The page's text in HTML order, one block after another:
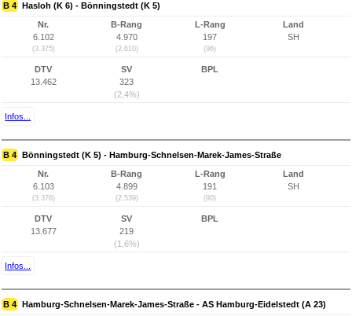
B 4 Hasloh (K 6) - Bönningstedt (K 5)
Nr.
6.102
(3.375)
B-Rang
4.970
(2.610)
L-Rang
197
(96)
Land
SH
DTV
13.462
SV
323
(2,4%)
BPL
Infos...
B 4 Bönningstedt (K 5) - Hamburg-Schnelsen-Marek-James-Straße
Nr.
6.103
(3.376)
B-Rang
4.899
(2.539)
L-Rang
191
(90)
Land
SH
DTV
13.677
SV
219
(1,6%)
BPL
Infos...
B 4 Hamburg-Schnelsen-Marek-James-Straße - AS Hamburg-Eidelstedt (A 23)